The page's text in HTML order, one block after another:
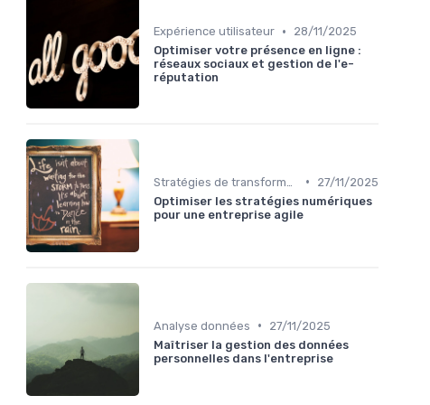
Expérience utilisateur •
28/11/2025
Optimiser votre présence en ligne :
réseaux sociaux et gestion de l'e-
réputation
•
27/11/2025
Optimiser les stratégies numériques
pour une entreprise agile
Analyse données •
27/11/2025
Maîtriser la gestion des données
personnelles dans l'entreprise